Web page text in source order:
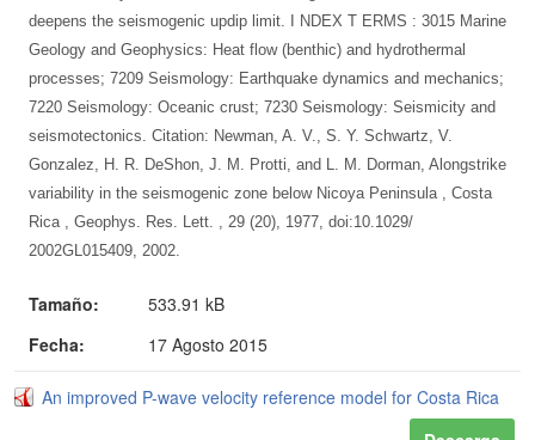
deepens the seismogenic updip limit. I NDEX T ERMS : 3015 Marine
Geology and Geophysics: Heat flow (benthic) and hydrothermal
processes; 7209 Seismology: Earthquake dynamics and mechanics;
7220 Seismology: Oceanic crust; 7230 Seismology: Seismicity and
seismotectonics. Citation: Newman, A. V., S. Y. Schwartz, V.
Gonzalez, H. R. DeShon, J. M. Protti, and L. M. Dorman, Alongstrike
variability in the seismogenic zone below Nicoya Peninsula , Costa
Rica , Geophys. Res. Lett. , 29 (20), 1977, doi:10.1029/
2002GL015409, 2002.
Tamaño:
533.91 kB
Fecha:
17 Agosto 2015
An improved P-wave velocity reference model for Costa Rica